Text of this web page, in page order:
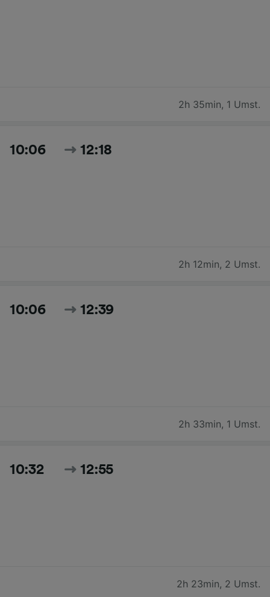
2h 35min, 1 Umst.
10:06 12:18
2h 12min, 2 Umst.
10:06 12:39
2h 33min, 1 Umst.
10:32 12:55
2h 23min, 2 Umst.